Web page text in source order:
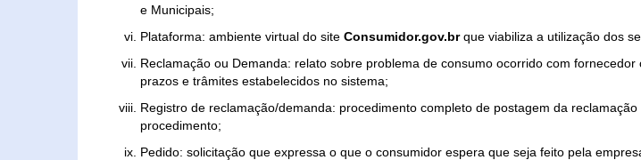
e Municipais;
Plataforma: ambiente virtual do site Consumidor.gov.brque viabiliza a utilização dos
Reclamação ou Demanda: relato sobre problema de consumo ocorrido com
prazos e trâmites estabelecidos no sistema;
Registro de reclamação/demanda: procedimento completo de postagem da
procedimento;
Pedido: solicitação que expressa o que o consumidor espera que seja feito pela